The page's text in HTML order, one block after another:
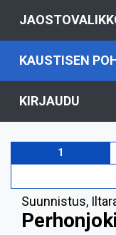
KAUSTISEN
KIRJAUDU
1
Suunnistus,